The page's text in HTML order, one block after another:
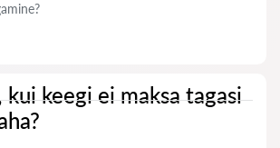
keegi ei maksa tagasi